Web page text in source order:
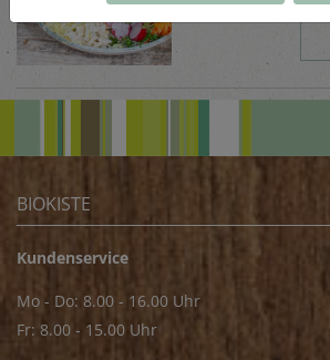
BIOKISTE
Kundenservice
Mo - Do: 8.00 - 16.00 Uhr
Fr: 8.00 - 15.00 Uhr